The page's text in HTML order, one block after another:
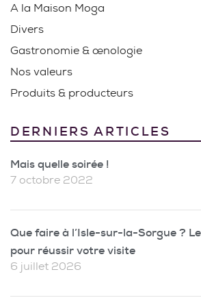
A la Maison Moga
Divers
Gastronomie & œnologie
Nos valeurs
Produits & producteurs
DERNIERS ARTICLES
Mais quelle soirée !
7 octobre 2022
Que faire à l’Isle-sur-la-Sorgue ?
pour réussir votre visite
6 juillet 2026